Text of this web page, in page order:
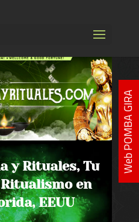
y Rituales, Tu
en
EEUU
Web POMBA GIRA